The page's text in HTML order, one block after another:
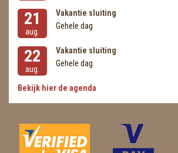
21
aug.
Vakantie sluiting
Gehele dag
22
aug.
Vakantie sluiting
Gehele dag
Bekijk hier de agenda